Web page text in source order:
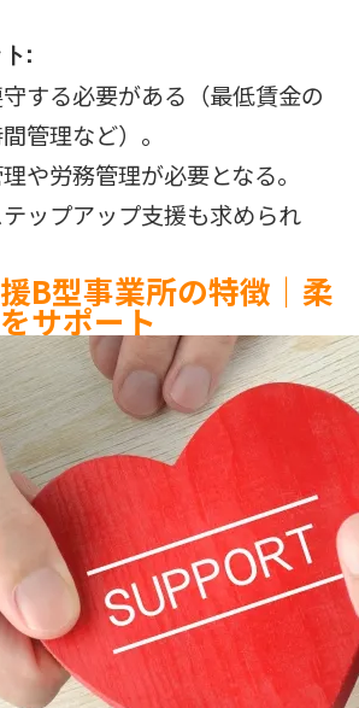
:
する必要がある（最低賃金の
管理など）。
や労務管理が必要となる。
ップアップ支援も求められ
B型事業所の特徴｜柔
サポート